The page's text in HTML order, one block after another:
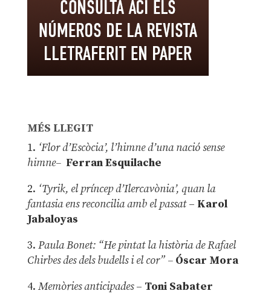
MÉS LLEGIT
1. ‘Flor d’Escòcia’, l’himne d’una nació sense
himne– Ferran Esquilache
2. ‘Tyrik, el príncep d’Ilercavònia’, quan la
fantasia ens reconcilia amb el passat– Karol
Jabaloyas
3. Paula Bonet: “He pintat la història de Rafael
Chirbes des dels budells i el cor” –Óscar Mora
4. Memòries anticipades– Toni Sabater